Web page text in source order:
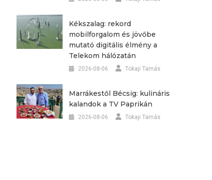
Kékszalag: rekord
mobilforgalom és jövőbe
mutató digitális élmény a
Telekom hálózatán
2026-08-06 Tokaji Tamás
Marrákestől Bécsig: kulináris
kalandok a TV Paprikán
2026-08-06 Tokaji Tamás